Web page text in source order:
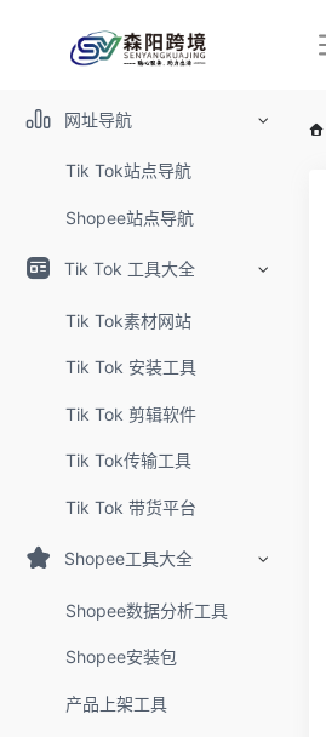
网址导航
Tik Tok站点导航
Shopee站点导航
Tik Tok 工具大全
Tik Tok素材网站
Tik Tok 安装工具
Tik Tok 剪辑软件
Tik Tok传输工具
Tik Tok 带货平台
Shopee工具大全
Shopee数据分析工具
Shopee安装包
产品上架工具